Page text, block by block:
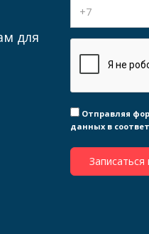
для
Отправляя
данных в